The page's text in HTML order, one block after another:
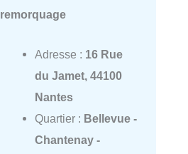
remorquage
Adresse : 16 Rue
du Jamet, 44100
Nantes
Quartier : Bellevue -
Chantenay -